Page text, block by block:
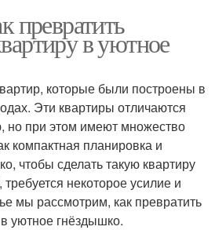
превратить
в уютное
которые были построены в
Эти квартиры отличаются
при этом имеют множество
компактная планировка и
чтобы сделать такую квартиру
некоторое усилие и
мы рассмотрим, как превратить
уютное гнёздышко.